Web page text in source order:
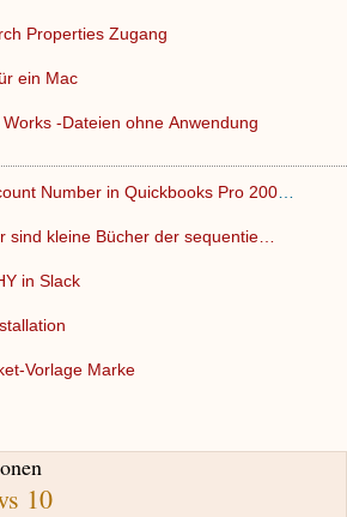
10
Properties Zugang
ein Mac
-Dateien ohne Anwendung
sind kleine Bücher der sequentie…
in Slack
Vorlage Marke